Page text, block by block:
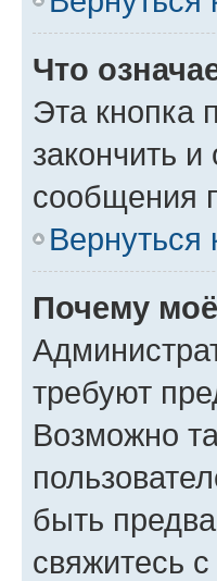
Что
Эта кнопка
закончить
сообщения
Вернуться
Почему
требуют
Возможно
быть
свяжитесь